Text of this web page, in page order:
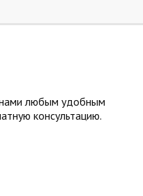
нами любым удобным
консультацию.